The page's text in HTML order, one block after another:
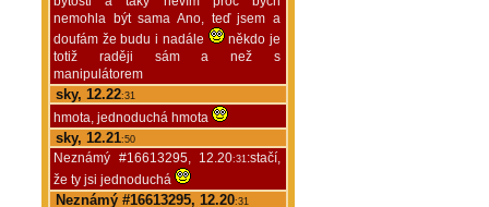
nemohla být sama Ano, teď jsem a
doufám že budu i nadále
někdo je
totiž raději sám a než s
manipulátorem
sky, 12.22:31
hmota, jednoduchá hmota
sky, 12.21:50
Neznámý #16613295, 12.20:31:stačí,
že ty jsi jednoduchá
Neznámý #16613295, 12.20:31